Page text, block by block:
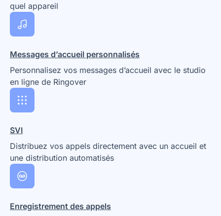
quel appareil
Messages d’accueil personnalisés
Personnalisez vos messages d’accueil avec le studio
en ligne de Ringover
SVI
Distribuez vos appels directement avec un accueil et
une distribution automatisés
Enregistrement des appels